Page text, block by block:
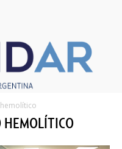
HEMOLÍTICO